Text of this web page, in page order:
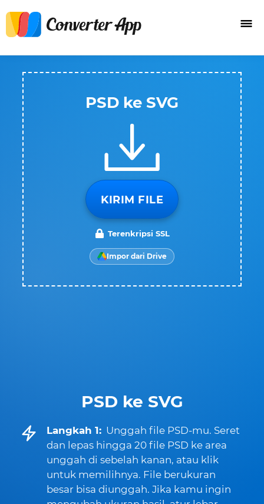
PSD ke SVG
Langkah 1: Unggah file PSD-mu. Seret
dan lepas hingga 20 file PSD ke area
unggah di sebelah kanan, atau klik
untuk memilihnya. File berukuran
besar bisa diunggah. Jika kamu ingin
PSD ke SVG
KIRIM FILE
Terenkripsi SSL
Impor dari Drive